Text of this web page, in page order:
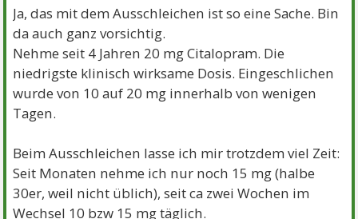
Ja, das mit dem Ausschleichen ist so eine Sache. Bin
da auch ganz vorsichtig.
Nehme seit 4 Jahren 20 mg Citalopram. Die
niedrigste klinisch wirksame Dosis. Eingeschlichen
wurde von 10 auf 20 mg innerhalb von wenigen
Tagen.
Beim Ausschleichen lasse ich mir trotzdem viel Zeit:
Seit Monaten nehme ich nur noch 15 mg (halbe
30er, weil nicht üblich), seit ca zwei Wochen im
Wechsel 10 bzw 15 mg täglich.